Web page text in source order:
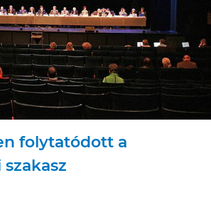
folytatódott a